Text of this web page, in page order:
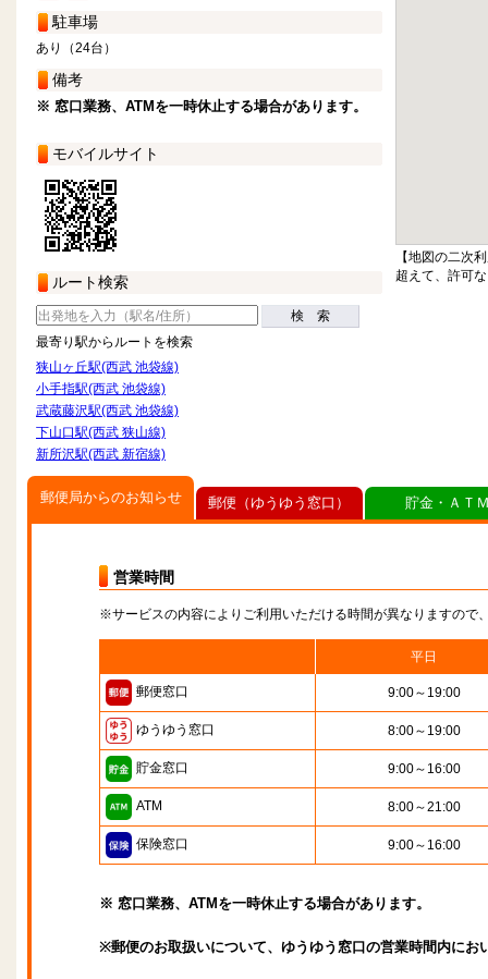
駐車場
あり（24台）
備考
※ 窓口業務、ATMを一時休止する場合があります。
モバイルサイト
ルート検索
検 索
最寄り駅からルートを検索
狭山ヶ丘駅(西武 池袋線)
小手指駅(西武 池袋線)
武蔵藤沢駅(西武 池袋線)
下山口駅(西武 狭山線)
新所沢駅(西武 新宿線)
【地図の二次
超えて、許可
郵便局からのお知らせ
営業時間
※サービスの内容によりご利用いただける時間が異なりますので
平日
郵便窓口 9:00～19:00
ゆうゆう窓口 8:00～19:00
貯金窓口 9:00～16:00
ATM 8:00～21:00
保険窓口 9:00～16:00
※ 窓口業務、ATMを一時休止する場合があります。
※郵便のお取扱いについて、ゆうゆう窓口の営業時間内に
郵便（ゆうゆう窓口） 貯金・ＡＴ